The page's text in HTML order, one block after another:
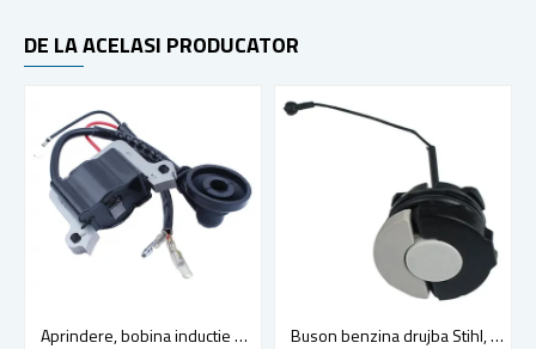
DE LA ACELASI PRODUCATOR
Aprindere, bobina inductie motocoasa chinezeasca TL43 TL 52, Ruris Dac 210, Dac 310 Buson benzina drujba Stihl, model cu clapeta